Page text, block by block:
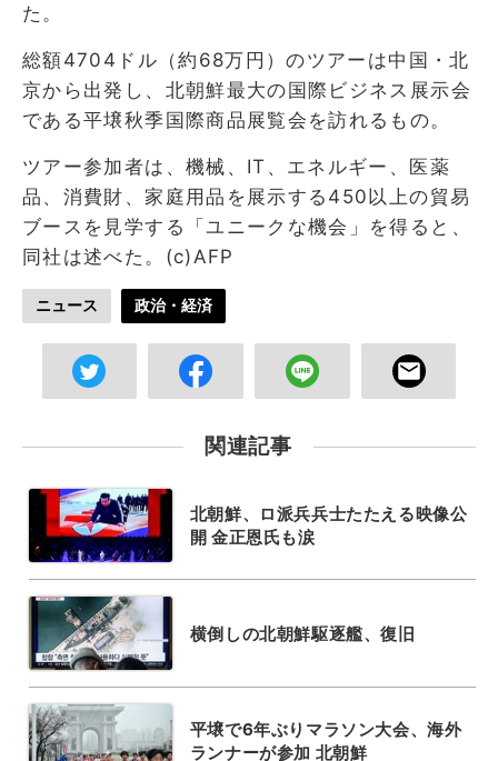
た。
総額4704ドル（約68万円）のツアーは中国・北
京から出発し、北朝鮮最大の国際ビジネス展示会
である平壌秋季国際商品展覧会を訪れるもの。
ツアー参加者は、機械、IT、エネルギー、医薬
品、消費財、家庭用品を展示する450以上の貿易
ブースを見学する「ユニークな機会」を得ると、
同社は述べた。(c)AFP
ニュース 政治・経済
関連記事
北朝鮮、ロ派兵兵士たたえる映像公
開 金正恩氏も涙
横倒しの北朝鮮駆逐艦、復旧
平壌で6年ぶりマラソン大会、海外
ランナーが参加 北朝鮮